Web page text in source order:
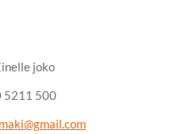
joko
5211 500